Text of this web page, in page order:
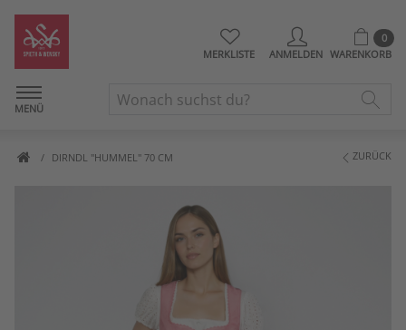
MERKLISTE ANMELDEN
0
WARENKORB
MENÜ
DIRNDL "HUMMEL" 70 CM ZURÜCK
Artikelbilder überspringen